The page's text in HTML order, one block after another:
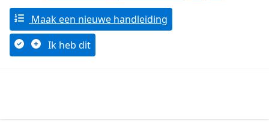
Maak een nieuwe handleiding
Ik heb dit